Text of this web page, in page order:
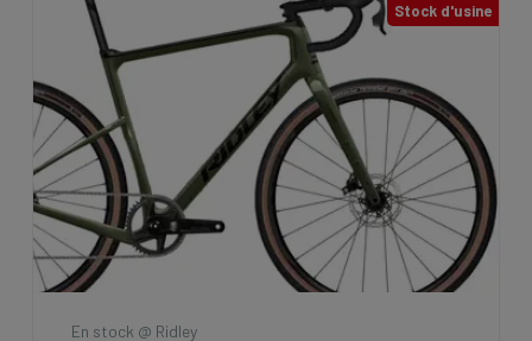
Stock d'usine
En stock @ Ridley